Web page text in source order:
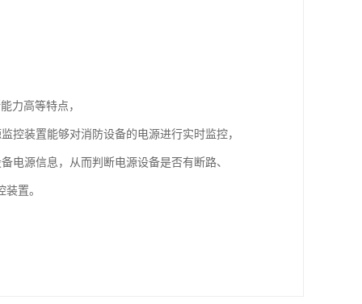
力高等特点，
控装置能够对消防设备的电源进行实时监控，
电源信息，从而判断电源设备是否有断路、
置。